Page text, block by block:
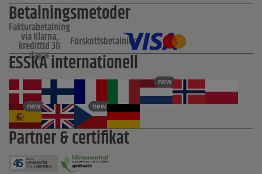
Betalningsmetoder
Fakturabetalning
via Klarna,
kredittid 30
dagar
Förskottsbetalning
ESSKA internationell
new
new new
Partner & certifikat